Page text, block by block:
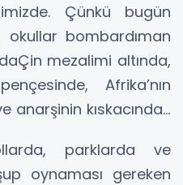
Çünkü bugün
okullar bombardıman
mezalimi altında,
Afrika’nın
anarşinin kıskacında…
parklarda ve
oynaması gereken